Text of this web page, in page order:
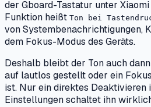
der Gboard-Tastatur unter Xiaomi
Funktion heißt Ton bei
von Systembenachrichtigungen,
dem Fokus-Modus des Geräts.
Deshalb bleibt der Ton auch
auf lautlos gestellt oder ein
ist. Nur ein direktes Deaktivieren
Einstellungen schaltet ihn